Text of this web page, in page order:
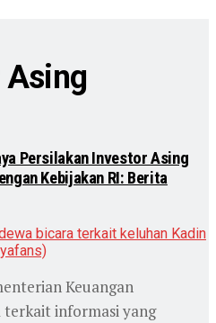
Persilakan Investor Asing
Kebijakan RI: Berita
Keuangan
terkait informasi yang